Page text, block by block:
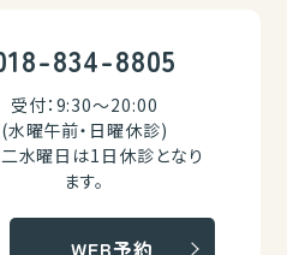
834-8805
受付：9:30～20:00
(水曜午前・日曜休診)
水曜日は1日休診となり
ます。
WEB予約